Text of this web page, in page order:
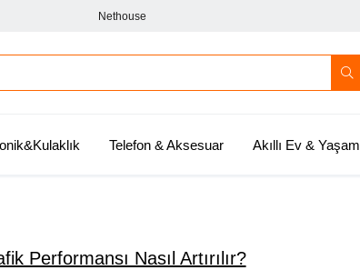
Nethouse
Telefon & Aksesuar Akıllı Ev & Yaşam
Performansı Nasıl Artırılır?